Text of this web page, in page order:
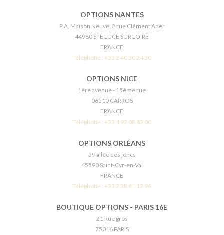
OPTIONS NANTES
P.A. Maison Neuve, 2 rue Clément Ader
44980 STE LUCE SUR LOIRE
FRANCE
Téléphone : +33 2 40 30 24 30
OPTIONS NICE
1ère avenue - 15ème rue
06510 CARROS
FRANCE
Téléphone : +33 4 92 08 83 00
OPTIONS ORLÉANS
59 allée des joncs
45590 Saint-Cyr-en-Val
FRANCE
Téléphone : +33 2 38 41 12 96
BOUTIQUE OPTIONS - PARIS 16E
21 Rue gros
75016 PARIS